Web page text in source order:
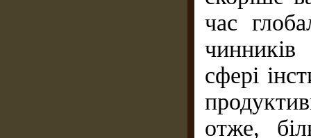
час
сфері
отже,